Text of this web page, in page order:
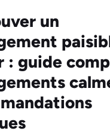
un
: guide